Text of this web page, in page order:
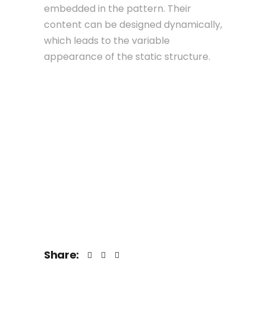
embedded in the pattern. Their
content can be designed dynamically,
which leads to the variable
appearance of the static structure.
Share: